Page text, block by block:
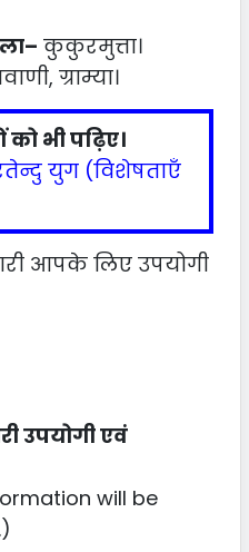
कुकुरमुत्ता।
ग्राम्या।
को भी पढ़िए।
युग (विशेषताएँ
आपके लिए उपयोगी
उपयोगी एवं
will be